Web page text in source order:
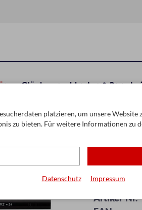
Glückwunschkarten &
Artikel-Nr.
platzieren, um unsere Website
zu bieten. Für weitere Informationen zu
Datenschutz Impressum